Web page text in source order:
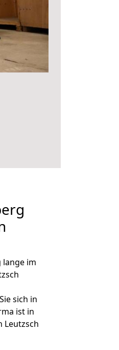
lange im
sich in
ist in
Leutzsch